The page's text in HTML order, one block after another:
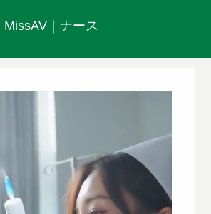
MissAV｜ナース